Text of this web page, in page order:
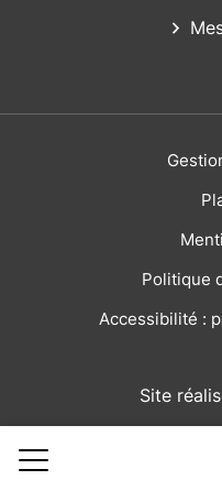
Politique
Accessibilité :
Site